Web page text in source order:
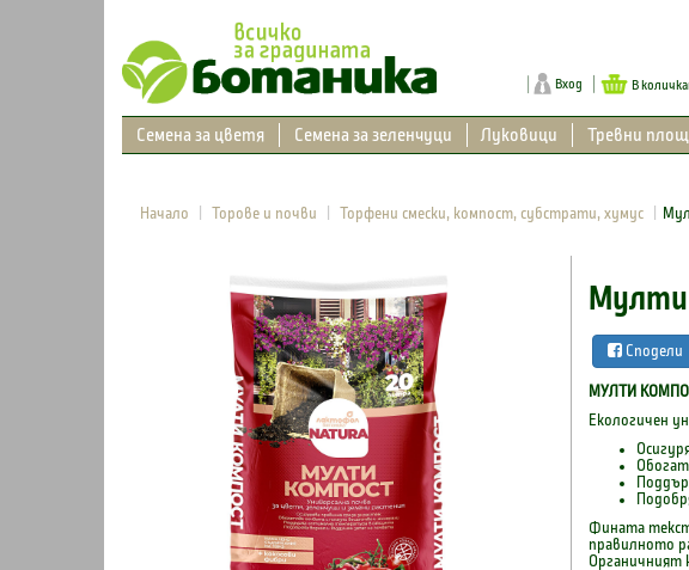
Вход В
Семена за цветя Семена за зеленчуци Луковици Тревни
Начало Торове и почви Торфени смески, компост, субстрати, хумус
Мулти
Сподели
МУЛТИ
Екологичен
Фината
правилното
Органичният